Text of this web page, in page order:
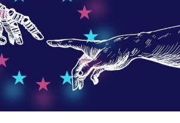
da farklı içerik türleri, mesleki
biçimlerinin örnekleme
Böylece araştırma, Türkiye
tek bir üretici veya kurum tipinin
yerine, sektörün farklı iş
biçimlerini mümkün olduğunca
değerlendirmeyi amaçladı.